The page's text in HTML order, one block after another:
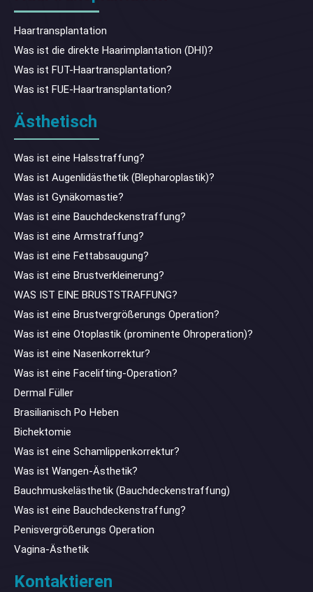
Haartransplantation
Was ist die direkte Haarimplantation (DHI)?
Was ist FUT-Haartransplantation?
Was ist FUE-Haartransplantation?
Ästhetisch
Was ist eine Halsstraffung?
Was ist Augenlidästhetik (Blepharoplastik)?
Was ist Gynäkomastie?
Was ist eine Bauchdeckenstraffung?
Was ist eine Armstraffung?
Was ist eine Fettabsaugung?
Was ist eine Brustverkleinerung?
WAS IST EINE BRUSTSTRAFFUNG?
Was ist eine Brustvergrößerungs Operation?
Was ist eine Otoplastik (prominente Ohroperation)?
Was ist eine Nasenkorrektur?
Was ist eine Facelifting-Operation?
Dermal Füller
Brasilianisch Po Heben
Bichektomie
Was ist eine Schamlippenkorrektur?
Was ist Wangen-Ästhetik?
Bauchmuskelästhetik (Bauchdeckenstraffung)
Was ist eine Bauchdeckenstraffung?
Penisvergrößerungs Operation
Vagina-Ästhetik
Kontaktieren